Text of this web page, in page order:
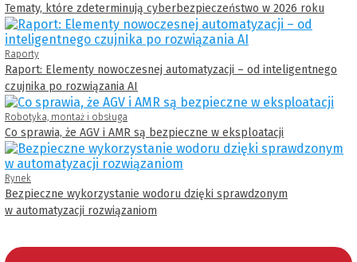
Tematy, które zdeterminują cyberbezpieczeństwo w 2026 roku
Raporty
Raport: Elementy nowoczesnej automatyzacji – od inteligentnego
czujnika po rozwiązania AI
Robotyka, montaż i obsługa
Co sprawia, że AGV i AMR są bezpieczne w eksploatacji
Rynek
Bezpieczne wykorzystanie wodoru dzięki sprawdzonym
w automatyzacji rozwiązaniom